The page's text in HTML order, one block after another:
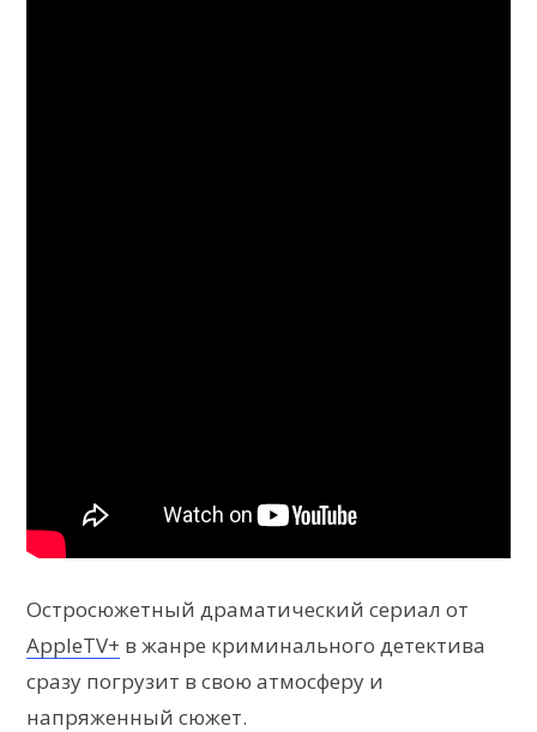
Остросюжетный драматический сериал от
AppleTV+ в жанре криминального детектива
сразу погрузит в свою атмосферу и
напряженный сюжет.